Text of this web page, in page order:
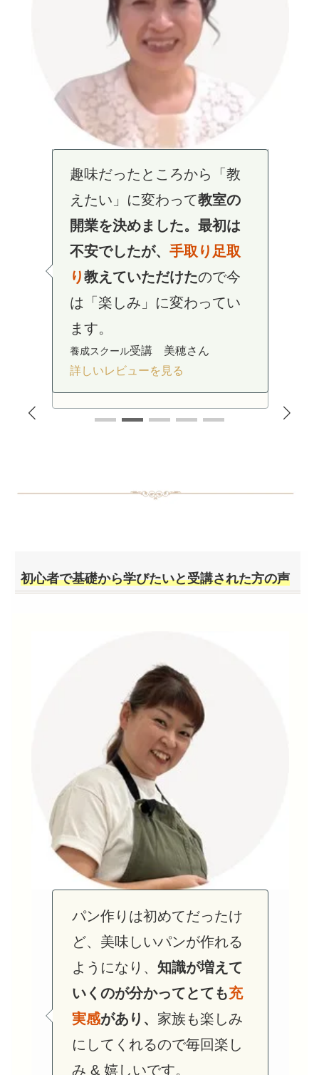
失敗しても原因がわからな
かった。理論 を学んでから
は納得したパンが作れるよ
うになりました。教室開業
や運営についても手厚いサ
ポート をしてもらえ
す。
趣味だったところから「教
えたい」に変わって教室の
開業を決めました。最初は
不安でしたが、 手取り足取
り教えていただけたので今
は「楽しみ」に変わってい
ます。
養成スクール受講 美穂さん
詳しいレビューを見る
い。パン教室は やってみな
いとわからない、そのわか
らないところの先の道標を
示してくれます。たくさん
の経験のある先生から学べ
たことはとても大きかった
です。
養成スクール受講 敦子さん
ンのことだけでなく、
は「なるほ
んで
した。
養成スクール受講
由里子さん
生徒の質問に答えられるか
不安でした。先生の レッス
ンは分かりやすく、気さく
で話しやすい。
理論を理解
したことで
生徒さんに 自信
を持って教える事が出来る
ようになりました。
養成スクール 受講 T さん
初心者で基礎から学びたいと受講された方の声
指
り基礎から学べる
した。
できて、進行もよかったの
パン作りは初めてだったけ
ど、美味しいパンが作れる
ようになり、 知識が増えて
いくのが分かってとても充
実感があり、 家族も楽しみ
にしてくれるので毎回楽し
み & 嬉しいです。
一人一人に寄り添い、どう
やったら上手くできるのか
を具体的に教えてくれた事
がよかったです。先生は親
しみやすくて優しくてすぐ